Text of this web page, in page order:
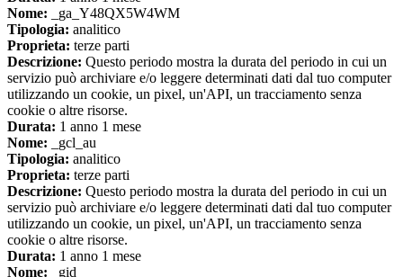
Nome: _ga_Y48QX5W4WM
Tipologia: analitico
Proprieta: terze parti
Descrizione: Questo periodo mostra la durata del periodo in cui un
servizio può archiviare e/o leggere determinati dati dal tuo computer
utilizzando un cookie, un pixel, un'API, un tracciamento senza
cookie o altre risorse.
Durata: 1 anno 1 mese
Nome: _gcl_au
Tipologia: analitico
Proprieta: terze parti
Descrizione: Questo periodo mostra la durata del periodo in cui un
servizio può archiviare e/o leggere determinati dati dal tuo computer
utilizzando un cookie, un pixel, un'API, un tracciamento senza
cookie o altre risorse.
Durata: 1 anno 1 mese
Nome: _gid